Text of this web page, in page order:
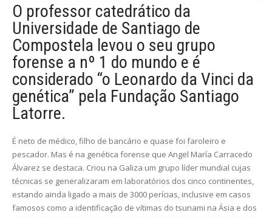
O professor catedrático da
Universidade de Santiago de
Compostela levou o seu grupo
forense a nº 1 do mundo e é
considerado “o Leonardo da Vinci da
genética” pela Fundação Santiago
Latorre.
É neto de médico, filho de bancário e quase foi faroleiro e
pescador. Mas é na genética forense que Angel María Carracedo
Álvarez se destaca. Criou na Galiza um grupo líder mundial cujas
técnicas se generalizaram em laboratórios dos cinco continentes,
estando ainda ligado a mais de 3000 perícias, inclusive em casos
famosos como a identificação de vítimas do tsunami na Ásia e dos